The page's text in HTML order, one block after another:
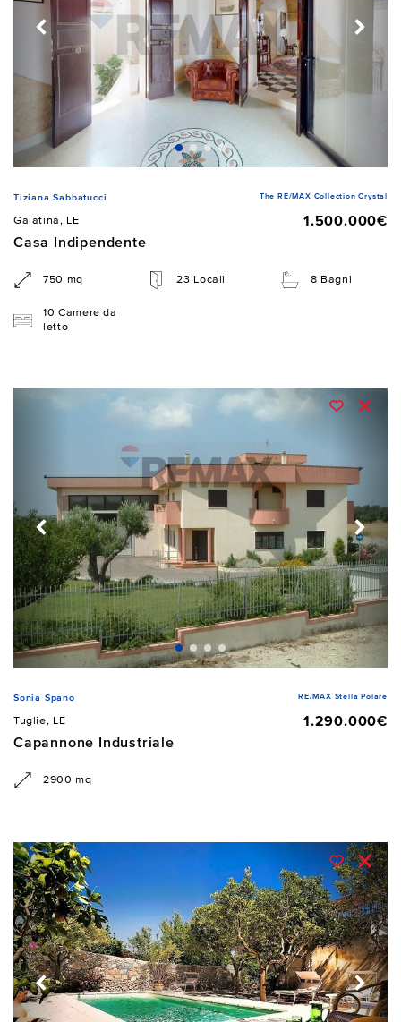
Tiziana Sabbatucci The RE/MAX Collection Crystal
Galatina, LE
1.500.000€
Casa Indipendente
750 mq 23 Locali 8 Bagni
10 Camere da
letto
Sonia Spano RE/MAX Stella Polare
Tuglie, LE
1.290.000€
Capannone Industriale
2900 mq